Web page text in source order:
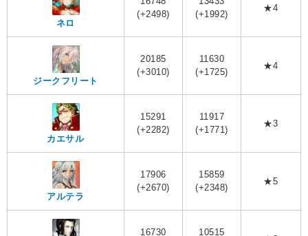
ネロ
(+2498)
(+1992)
★4
ジークフリート
20185
(+3010)
11630
(+1725)
★4
カエサル
15291
(+2282)
11917
(+1771)
★3
アルテラ
17906
(+2670)
15859
(+2348)
★5
16730
10515